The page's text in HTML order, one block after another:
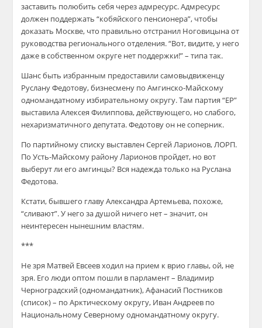
заставить полюбить себя через адмресурс. Адмресурс
должен поддержать “кобяйского пенсионера”, чтобы
доказать Москве, что правильно отстранил Ноговицына от
руководства регионального отделения. “Вот, видите, у него
даже в собственном округе нет поддержки!” – типа так.
Шанс быть избранным предоставили самовыдвиженцу
Руслану Федотову, бизнесмену по Амгинско-Майскому
одномандатному избирательному округу. Там партия “ЕР”
выставила Алексея Филиппова, действующего, но слабого,
нехаризматичного депутата. Федотову он не соперник.
По партийному списку выставлен Сергей Ларионов, ЛОРП.
По Усть-Майскому району Ларионов пройдет, но вот
выберут ли его амгинцы? Вся надежда только на Руслана
Федотова.
Кстати, бывшего главу Александра Артемьева, похоже,
“сливают”. У него за душой ничего нет – значит, он
неинтересен нынешним властям.
***
Не зря Матвей Евсеев ходил на прием к врио главы, ой, не
зря. Его люди оптом пошли в парламент – Владимир
Черноградский (одномандатник), Афанасий Постников
(список) – по Арктическому округу, Иван Андреев по
Национальному Северному одномандатному округу.